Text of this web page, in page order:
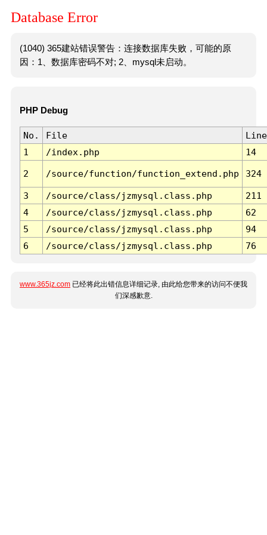
Database Error
(1040) 365建站错误警告：连接数据库失败，可能的原
因：1、数据库密码不对; 2、mysql未启动。
PHP Debug
No. File
Line
1
/index.php 14
2 /source/function/function_extend.php 324
3 /source/class/jzmysql.class.php
211
4
/source/class/jzmysql.class.php
62
5
/source/class/jzmysql.class.php
94
6
/source/class/jzmysql.class.php 76
www.365jz.com 已经将此出错信息详细记录, 由此给您带来的访问不便我
们深感歉意.